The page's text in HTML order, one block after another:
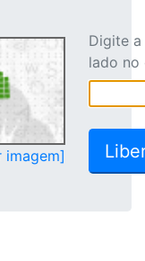
imagem]
Digite
lado no